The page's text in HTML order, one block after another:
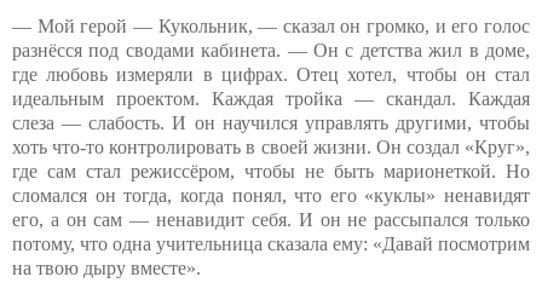
— Мой герой — Кукольник, — сказал он громко, и его голос
разнёсся под сводами кабинета. — Он с детства жил в доме,
где любовь измеряли в цифрах. Отец хотел, чтобы он стал
идеальным проектом. Каждая тройка — скандал. Каждая
слеза — слабость. И он научился управлять другими, чтобы
хоть что-то контролировать в своей жизни. Он создал «Круг»,
где сам стал режиссёром, чтобы не быть марионеткой. Но
сломался он тогда, когда понял, что его «куклы» ненавидят
его, а он сам — ненавидит себя. И он не рассыпался только
потому, что одна учительница сказала ему: «Давай посмотрим
на твою дыру вместе».